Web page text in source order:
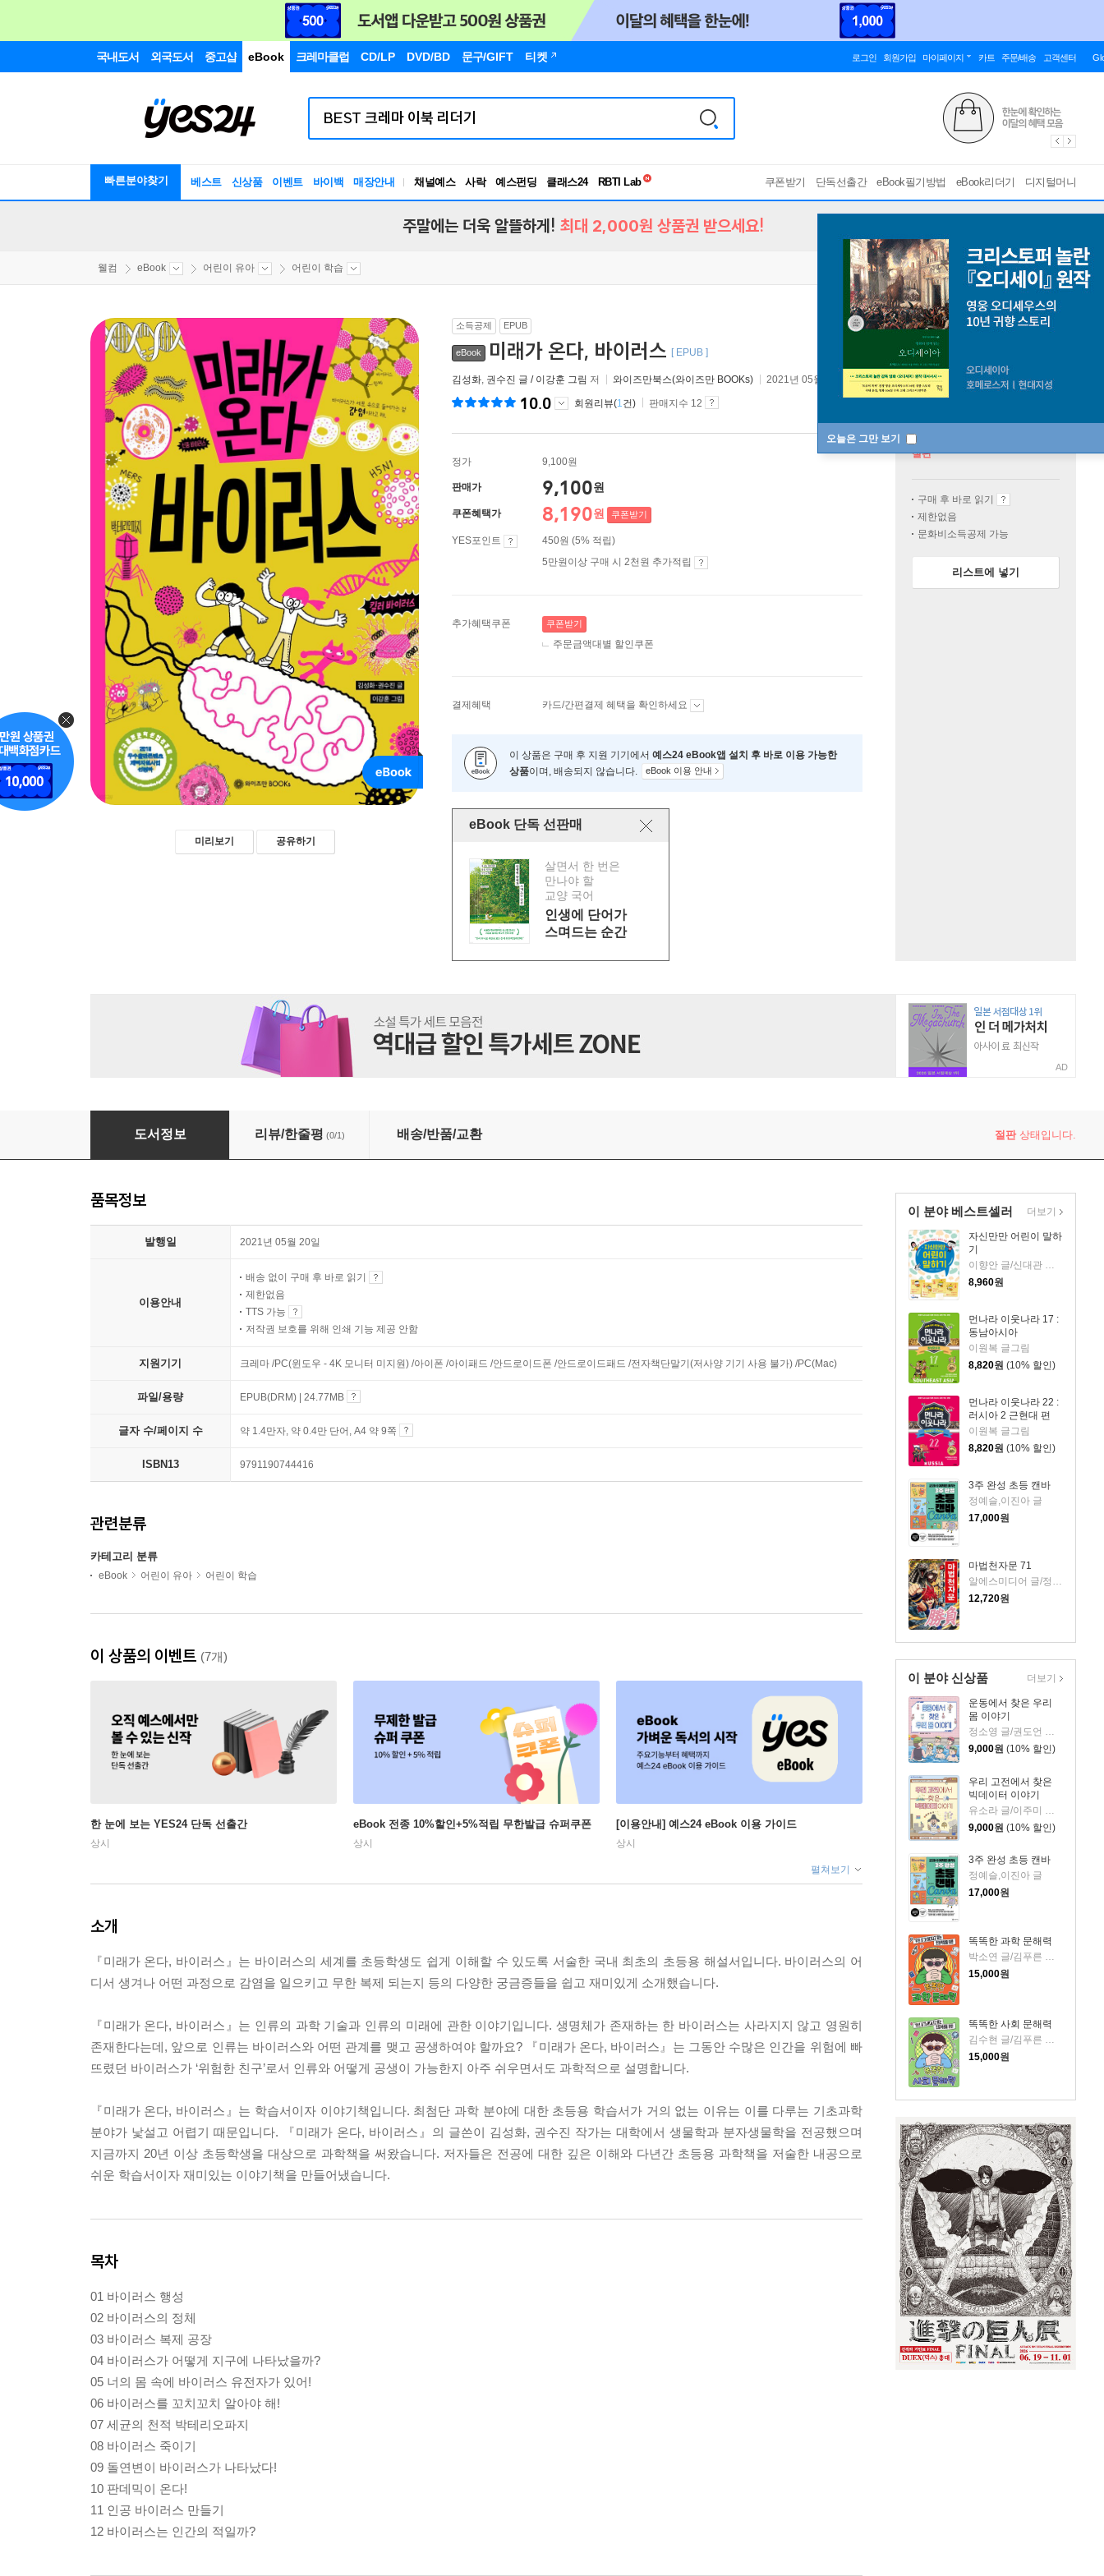
국내도서 외국도서 중고샵 eBook 크레마클럽 CD/LP DVD/BD 문구/GIFT 티켓 로그인 회원가입 마이페이지 카트 주문/배송 고객센터
빠른분야찾기 베스트 신상품 이벤트 바이백 매장안내 채널예스 사락 예스펀딩 클래스24
독서유형검사
쿠폰받기 단독선출간 eBook필기방법 eBook리더기 디지털머니
오늘은 그만 보기
주말에는 더욱 알뜰하게! 최대 2,000원 상품권 받으세요!
웰컴 eBook 어린이 유아 어린이 학습
미리보기 공유하기
소득공제 EPUB
eBook 미래가 온다, 바이러스 [ EPUB ]
김성화, 권수진 글 / 이강훈 그림 저 와이즈만북스(와이즈만 BOOKs) 2021년 05월 20일
10.0 회원리뷰(1건) 판매지수 12
정가 9,100원
판매가 9,100원
쿠폰혜택가 8,190원 쿠폰받기
YES포인트
450원 (5% 적립)
5만원이상 구매 시 2천원 추가적립
추가혜택쿠폰 쿠폰받기
주문금액대별 할인쿠폰
결제혜택 카드/간편결제 혜택을 확인하세요
이 상품은 구매 후 지원 기기에서 예스24 eBook앱 설치 후 바로 이용 가능한
상품이며, 배송되지 않습니다. eBook 이용 안내
eBook 단독 선판매
살면서 한 번은
만나야 할
교양 국어
인생에 단어가
스며드는 순간
절판
구매 후 바로 읽기
제한없음
문화비소득공제 가능
리스트에 넣기
AD
미래가 온다, 바이러스
도서정보 리뷰/한줄평 (0/1) 배송/반품/교환 절판상태입니다.
이 분야 베스트셀러
자신만만 어린이 말하
기
8,960원
먼나라 이웃나라 17 :
동남아시아
이원복 글그림
8,820원 (10% 할인)
먼나라 이웃나라 22 :
러시아 2 근현대 편
이원복 글그림
8,820원 (10% 할인)
3주 완성 초등 캔바
정예슬,이진아 글
17,000원
마법천자문 71
알에스미디어 글/정수영 그림/강용철 감수
12,720원
더보기
이 분야 신상품
운동에서 찾은 우리
몸 이야기
정소영 글/권도언 그림
9,000원 (10% 할인)
우리 고전에서 찾은
빅데이터 이야기
9,000원 (10% 할인)
3주 완성 초등 캔바
정예슬,이진아 글
17,000원
똑똑한 과학 문해력
박소연 글/김푸른 그림
15,000원
똑똑한 사회 문해력
김수현 글/김푸른 그림
15,000원
더보기
품목정보
발행일 2021년 05월 20일
이용안내
배송 없이 구매 후 바로 읽기
제한없음
TTS 가능
저작권 보호를 위해 인쇄 기능 제공 안함
지원기기 크레마 /PC(윈도우 - 4K 모니터 미지원) /아이폰 /아이패드 /안드로이드폰 /안드로이드패드 /전자책단말기(저사양 기기 사용 불가) /PC(Mac)
파일/용량 EPUB(DRM) | 24.77MB
글자 수/페이지 수 약 1.4만자, 약 0.4만 단어, A4 약 9쪽
ISBN13 9791190744416
관련분류
카테고리 분류
eBook 어린이 유아 어린이 학습
이 상품의 이벤트 (7개)
한 눈에 보는 YES24 단독 선출간
상시
eBook 전종 10%할인+5%적립 무한발급 슈퍼쿠폰
상시
[이용안내] 예스24 eBook 이용 가이드
상시
펼쳐보기
소개
『미래가 온다, 바이러스』는 바이러스의 세계를 초등학생도 쉽게 이해할 수 있도록 서술한 국내 최초의 초등용 해설서입니다. 바이러스의 어
디서 생겨나 어떤 과정으로 감염을 일으키고 무한 복제 되는지 등의 다양한 궁금증들을 쉽고 재미있게 소개했습니다.
『미래가 온다, 바이러스』는 인류의 과학 기술과 인류의 미래에 관한 이야기입니다. 생명체가 존재하는 한 바이러스는 사라지지 않고 영원히
존재한다는데, 앞으로 인류는 바이러스와 어떤 관계를 맺고 공생하여야 할까요? 『미래가 온다, 바이러스』는 그동안 수많은 인간을 위험에 빠
뜨렸던 바이러스가 ‘위험한 친구’로서 인류와 어떻게 공생이 가능한지 아주 쉬우면서도 과학적으로 설명합니다.
『미래가 온다, 바이러스』는 학습서이자 이야기책입니다. 최첨단 과학 분야에 대한 초등용 학습서가 거의 없는 이유는 이를 다루는 기초과학
분야가 낯설고 어렵기 때문입니다. 『미래가 온다, 바이러스』의 글쓴이 김성화, 권수진 작가는 대학에서 생물학과 분자생물학을 전공했으며
지금까지 20년 이상 초등학생을 대상으로 과학책을 써왔습니다. 저자들은 전공에 대한 깊은 이해와 다년간 초등용 과학책을 저술한 내공으로
쉬운 학습서이자 재미있는 이야기책을 만들어냈습니다.
목차
01 바이러스 행성
02 바이러스의 정체
03 바이러스 복제 공장
04 바이러스가 어떻게 지구에 나타났을까?
05 너의 몸 속에 바이러스 유전자가 있어!
06 바이러스를 꼬치꼬치 알아야 해!
07 세균의 천적 박테리오파지
08 바이러스 죽이기
09 돌연변이 바이러스가 나타났다!
10 판데믹이 온다!
11 인공 바이러스 만들기
12 바이러스는 인간의 적일까?